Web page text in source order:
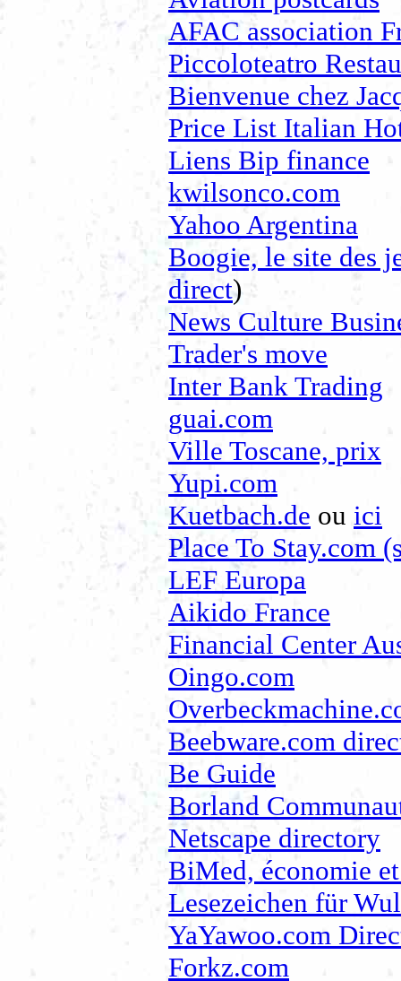
AFAC association
Piccoloteatro
Bienvenue chez
Price List Italian
Liens Bip finance
kwilsonco.com
Yahoo Argentina
Boogie, le site des
direct)
News Culture
Trader's move
Inter Bank Trading
guai.com
Ville Toscane, prix
Yupi.com
Kuetbach.de ou ici
Place To Stay.com
LEF Europa
Aikido France
Financial Center
Oingo.com
Beebware.com
Be Guide
Borland
Netscape directory
BiMed, économie
Lesezeichen für
YaYawoo.com
Forkz.com